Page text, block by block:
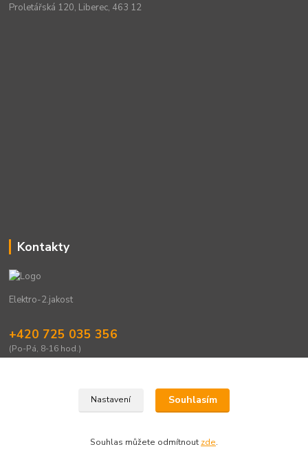
Proletářská 120, Liberec, 463 12
Kontakty
Elektro-2.jakost
+420 725 035 356
(Po-Pá, 8-16 hod.)
Nastavení Souhlasím
Souhlas můžete odmítnout zde.